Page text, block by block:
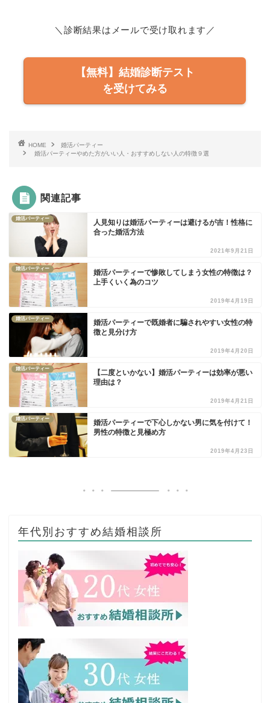
＼診断結果はメールで受け取れます／
【無料】結婚診断テスト
を受けてみる
HOME
婚活パーティー
婚活パーティーやめた方がいい人・おすすめしない人の特徴９選
関連記事
婚活パーティー
人見知りは婚活パーティーは避けるが吉！性格に
合った婚活方法
2021年9月21日
婚活パーティー
婚活パーティーで惨敗してしまう女性の特徴は？
上手くいく為のコツ
2019年4月19日
婚活パーティー
婚活パーティーで既婚者に騙されやすい女性の特
徴と見分け方
2019年4月20日
婚活パーティー
【二度といかない】婚活パーティーは効率が悪い
理由は？
2019年4月21日
婚活パーティー
婚活パーティーで下心しかない男に気を付けて！
男性の特徴と見極め方
2019年4月23日
年代別おすすめ結婚相談所